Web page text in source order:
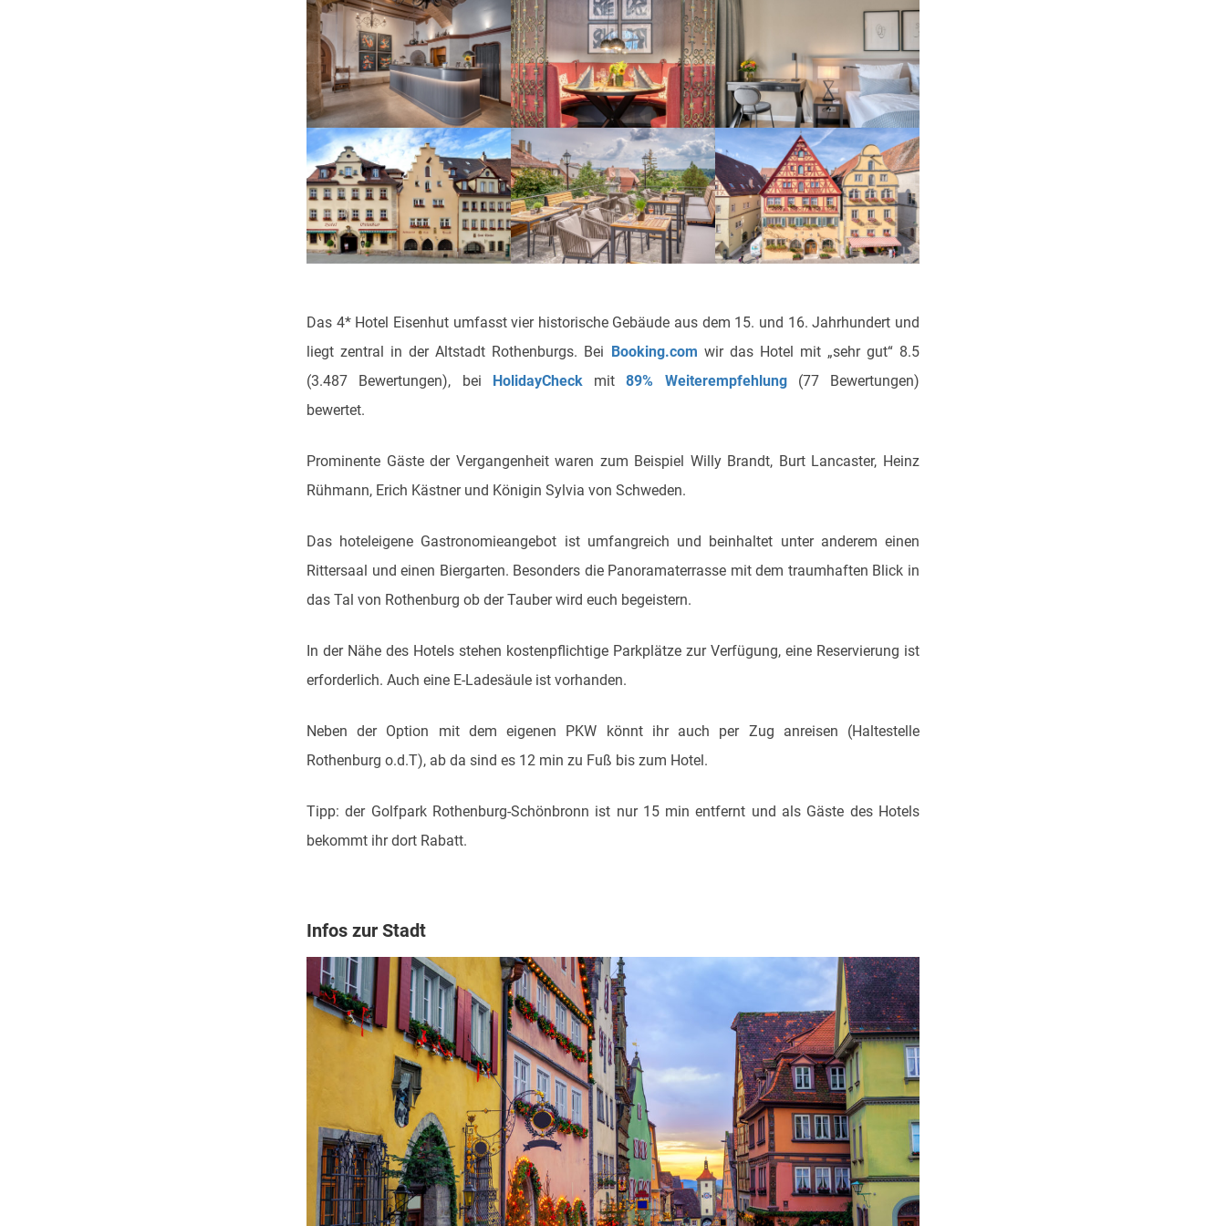
Das 4* Hotel Eisenhut umfasst vier historische Gebäude aus dem 15. und 16. Jahrhundert und
liegt zentral in der Altstadt Rothenburgs. Bei Booking.com wir das Hotel mit „sehr gut“ 8.5
(3.487 Bewertungen), bei HolidayCheckmit89% Weiterempfehlung(77 Bewertungen)
bewertet.
Prominente Gäste der Vergangenheit waren zum Beispiel Willy Brandt, Burt Lancaster, Heinz
Rühmann, Erich Kästner und Königin Sylvia von Schweden.
Das hoteleigene Gastronomieangebot ist umfangreich und beinhaltet unter anderem einen
Rittersaal und einen Biergarten. Besonders die Panoramaterrasse mit dem traumhaften Blick in
das Tal von Rothenburg ob der Tauber wird euch begeistern.
In der Nähe des Hotels stehen kostenpflichtige Parkplätze zur Verfügung, eine Reservierung ist
erforderlich. Auch eine E-Ladesäule ist vorhanden.
Neben der Option mit dem eigenen PKW könnt ihr auch per Zug anreisen (Haltestelle
Rothenburg o.d.T), ab da sind es 12 min zu Fuß bis zum Hotel.
Tipp: der Golfpark Rothenburg-Schönbronn ist nur 15 min entfernt und als Gäste des Hotels
bekommt ihr dort Rabatt.
Infos zur Stadt